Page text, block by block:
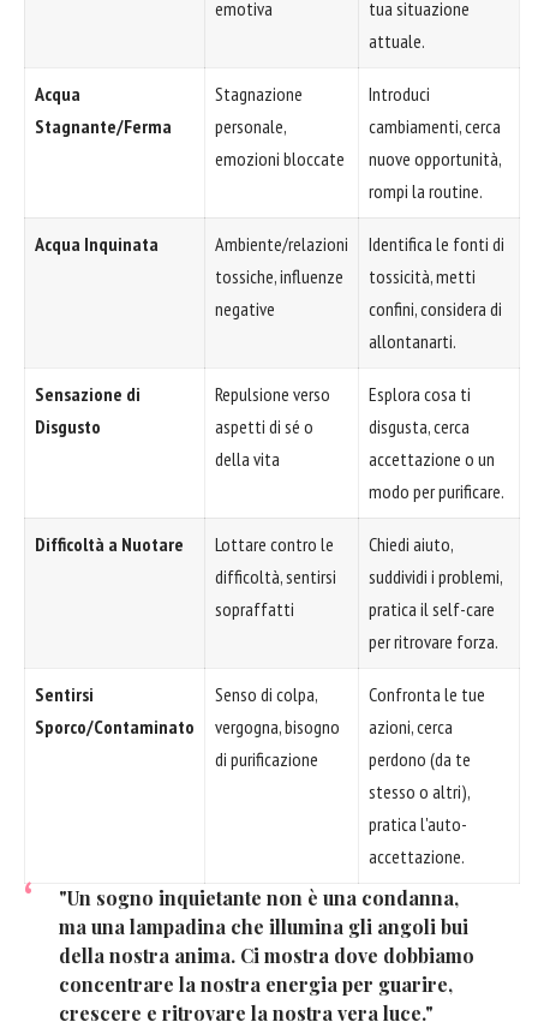
emotiva
tua situazione
attuale.
Acqua
Stagnante/Ferma
Stagnazione
personale,
emozioni bloccate
Introduci
cambiamenti, cerca
nuove opportunità,
rompi la routine.
Acqua Inquinata
Ambiente/relazioni
tossiche, influenze
negative
Identifica le fonti di
tossicità, metti
confini, considera di
allontanarti.
Sensazione di
Disgusto
Repulsione verso
aspetti di sé o
della vita
Esplora cosa ti
disgusta, cerca
accettazione o un
modo per purificare.
Difficoltà a Nuotare
Lottare contro le
difficoltà, sentirsi
sopraffatti
Chiedi aiuto,
suddividi i problemi,
pratica il self-care
per ritrovare forza.
Sentirsi
Sporco/Contaminato
Senso di colpa,
vergogna, bisogno
di purificazione
Confronta le tue
azioni, cerca
perdono (da te
stesso o altri),
pratica l'auto-
accettazione.
"Un sogno inquietante non è una condanna,
ma una lampadina che illumina gli angoli bui
della nostra anima. Ci mostra dove dobbiamo
concentrare la nostra energia per guarire,
crescere e ritrovare la nostra vera luce."